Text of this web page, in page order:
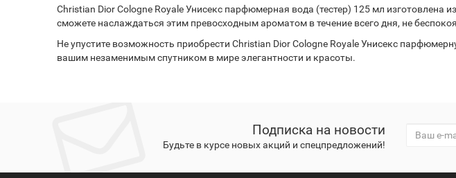
Christian Dior Cologne Royale Унисекс парфюмерная вода (тестер) 125 мл изготовлена
сможете наслаждаться этим превосходным ароматом в течение всего дня, не
Не упустите возможность приобрести Christian Dior Cologne Royale Унисекс
вашим незаменимым спутником в мире элегантности и красоты.
Подписка на новости
Будьте в курсе новых акций и спецпредложений!